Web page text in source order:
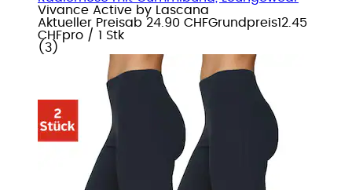
Vivance Active by Lascana
Aktueller Preisab 24.90 CHFGrundpreis12.45
CHFpro / 1 Stk
( 3 )